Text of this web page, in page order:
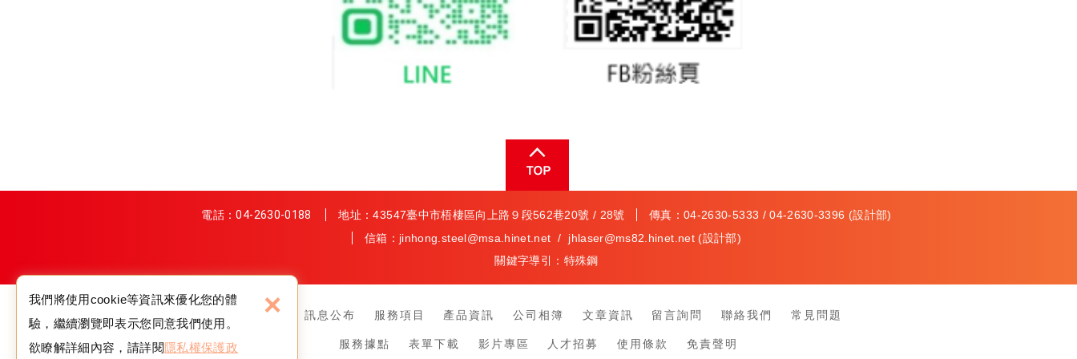
我們將使用cookie等資訊來優化您的體
驗，繼續瀏覽即表示您同意我們使用。
欲瞭解詳細內容，請詳閱隱私權保護政
×
電話：04-2630-0188 地址：43547臺中市梧棲區向上路９段562巷20號 / 28號
傳真：04-2630-5333 / 04-2630-3396 (設計部)
信箱： jinhong.steel@msa.hinet.net / jhlaser@ms82.hinet.net(設計部)
關鍵字導引： 特殊鋼
關於我們 訊息公布 服務項目 產品資訊 公司相簿 文章資訊 留言詢問 聯絡我們 常見問題
服務據點 表單下載 影片專區 人才招募 使用條款 免責聲明